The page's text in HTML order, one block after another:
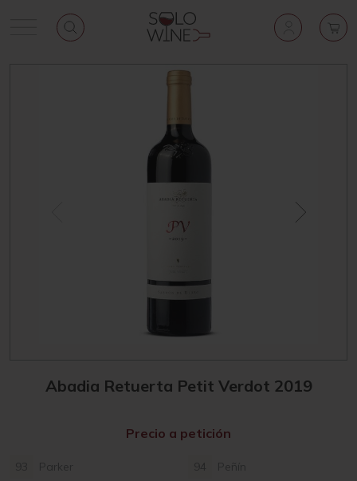
Abadia Retuerta Petit Verdot 2019
Parker Peñín
Precio a petición